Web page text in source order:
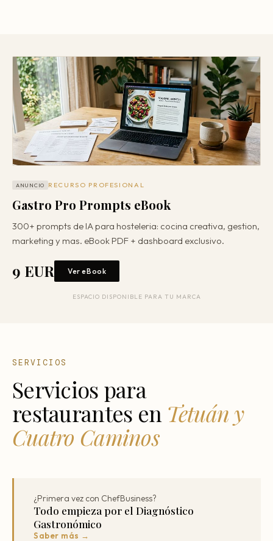
ANUNCIO RECURSO PROFESIONAL
Gastro Pro Prompts eBook
300+ prompts de IA para hosteleria: cocina creativa, gestion,
marketing y mas. eBook PDF + dashboard exclusivo.
9 EUR Ver eBook
ESPACIO DISPONIBLE PARA TU MARCA
SERVICIOS
Servicios para
restaurantes en Tetuán y
Cuatro Caminos
¿Primera vez con ChefBusiness?
Todo empieza por el Diagnóstico
Gastronómico
Saber más →